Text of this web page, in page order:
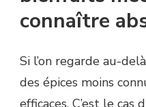
connaître
Si l’on regarde au-
des épices moins
efficaces. C’est le cas